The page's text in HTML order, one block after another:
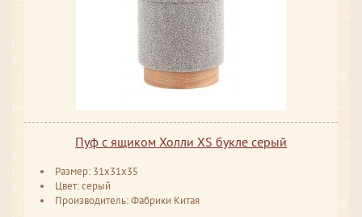
Пуф с ящиком Холли XS букле серый
Размер: 31x31x35
Цвет: серый
Производитель: Фабрики Китая